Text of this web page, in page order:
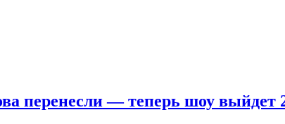
перенесли — теперь шоу выйдет